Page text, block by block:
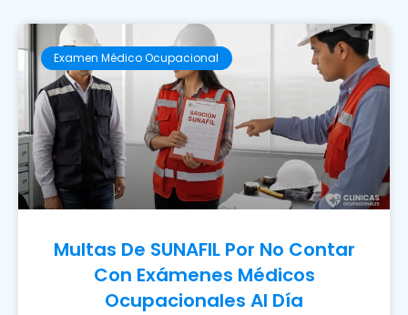
Examen Médico Ocupacional
Multas De SUNAFIL Por No Contar
Con Exámenes Médicos
Ocupacionales Al Día